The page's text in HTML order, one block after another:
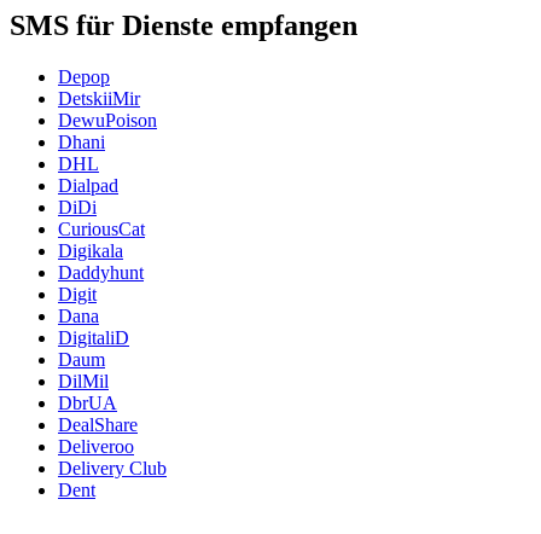
SMS für Dienste empfangen
Depop
DetskiiMir
DewuPoison
Dhani
DHL
Dialpad
DiDi
CuriousCat
Digikala
Daddyhunt
Digit
Dana
DigitaliD
Daum
DilMil
DbrUA
DealShare
Deliveroo
Delivery Club
Dent